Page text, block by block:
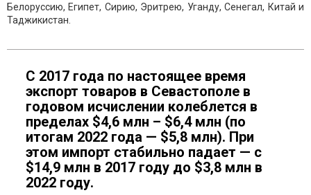
Белоруссию, Египет, Сирию, Эритрею, Уганду, Сенегал, Китай и
Таджикистан.
С 2017 года по настоящее время
экспорт товаров в Севастополе в
годовом исчислении колеблется в
пределах $4,6 млн – $6,4 млн (по
итогам 2022 года — $5,8 млн). При
этом импорт стабильно падает — с
$14,9 млн в 2017 году до $3,8 млн в
2022 году.